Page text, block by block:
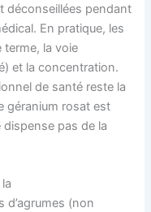
déconseillées pendant
En pratique, les
la voie
et la concentration.
de santé reste la
géranium rosat est
pas de la
d’agrumes (non